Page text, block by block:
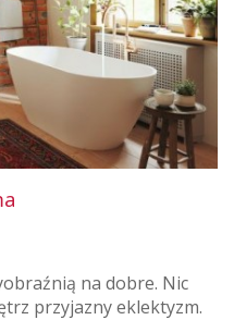
na dobre. Nic
przyjazny eklektyzm.